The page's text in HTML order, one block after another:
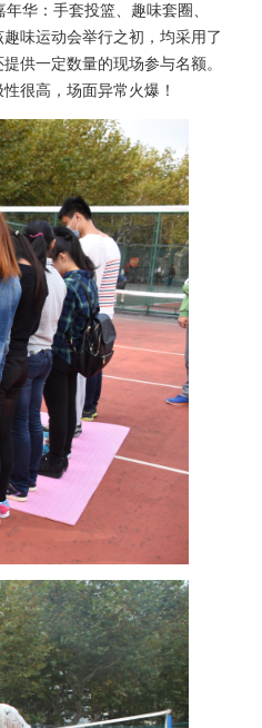
华： 手套投篮、趣味套圈、
味运动会举行之初，均采用了
供一定数量的现场参与名额。
很高，场面异常火爆！